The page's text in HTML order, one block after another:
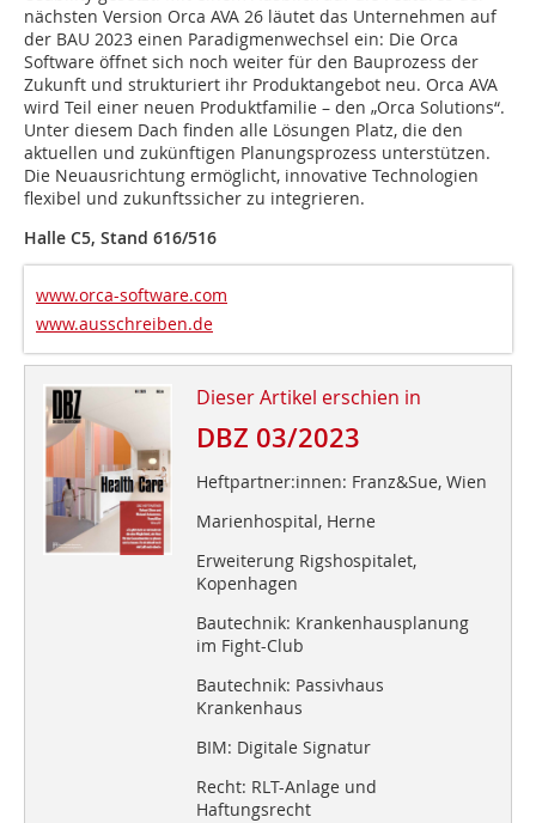
nächsten Version Orca AVA 26 läutet das Unternehmen auf
der BAU 2023 einen Paradigmenwechsel ein: Die Orca
Software öffnet sich noch weiter für den Bauprozess der
Zukunft und strukturiert ihr Produktangebot neu. Orca AVA
wird Teil einer neuen Produktfamilie – den „Orca Solutions“.
Unter diesem Dach finden alle Lösungen Platz, die den
aktuellen und zukünftigen Planungsprozess unterstützen.
Die Neuausrichtung ermöglicht, innovative Technologien
flexibel und zukunftssicher zu integrieren.
Halle C5, Stand 616/516
www.orca-software.com
www.ausschreiben.de
Dieser Artikel erschien in
DBZ 03/2023
Heftpartner:innen: Franz&Sue, Wien
Marienhospital, Herne
Erweiterung Rigshospitalet,
Kopenhagen
Bautechnik: Krankenhausplanung
im Fight-Club
Bautechnik: Passivhaus
Krankenhaus
BIM: Digitale Signatur
Recht: RLT-Anlage und
Haftungsrecht